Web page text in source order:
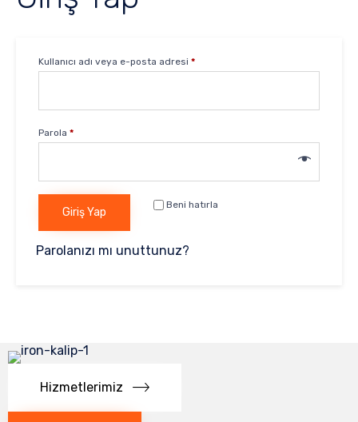
Kullanıcı adı veya e-posta adresi *Gerekli
Parola *Gerekli
Beni hatırla
Giriş Yap
Parolanızı mı unuttunuz?
Hizmetlerimiz